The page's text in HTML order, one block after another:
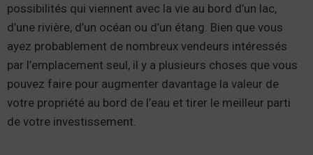
possibilités qui viennent avec la vie au bord d’un lac,
d’une rivière, d’un océan ou d’un étang. Bien que vous
ayez probablement de nombreux vendeurs intéressés
par l’emplacement seul, il y a plusieurs choses que vous
pouvez faire pour augmenter davantage la valeur de
votre propriété au bord de l’eau et tirer le meilleur parti
de votre investissement.